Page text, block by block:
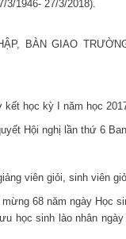
3/1946- 27/3/2018).
BÀN GIAO
kết học kỳ I năm học
Hội nghị lần thứ 6
viên giỏi, sinh viên
68 năm ngày Học
học sinh lào nhân